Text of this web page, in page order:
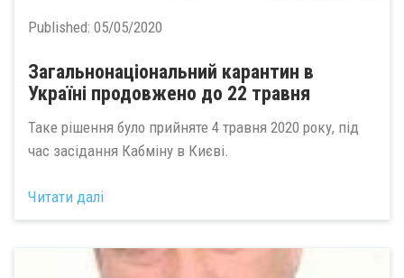
Published: 05/05/2020
Загальнонаціональний карантин в
Україні продовжено до 22 травня
Таке рішення було прийняте 4 травня 2020 року, під
час засідання Кабміну в Києві.
Читати далі